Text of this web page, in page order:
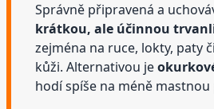
Správně připravená a
krátkou, ale účinnou
zejména na ruce, lokty, paty
kůži. Alternativou je
hodí spíše na méně mastnou